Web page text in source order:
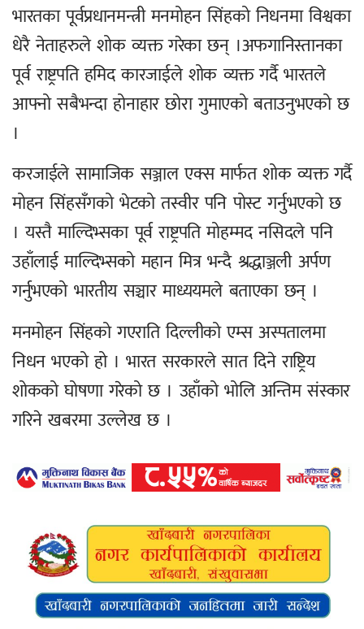
भारतका पूर्वप्रधानमन्त्री मनमोहन सिंहको निधनमा विश्वका
धेरै नेताहरुले शोक व्यक्त गरेका छन् ।अफगानिस्तानका
पूर्व राष्ट्रपति हमिद कारजाईले शोक व्यक्त गर्दै भारतले
आफ्नो सबैभन्दा होनाहार छोरा गुमाएको बताउनुभएको छ
।
करजाईले सामाजिक सञ्जाल एक्स मार्फत शोक व्यक्त गर्दै
मोहन सिंहसँगको भेटको तस्वीर पनि पोस्ट गर्नुभएको छ
। यस्तै माल्दिभ्सका पूर्व राष्ट्रपति मोहम्मद नसिदले पनि
उहाँलाई माल्दिभ्सको महान मित्र भन्दै श्रद्धाञ्जली अर्पण
गर्नुभएको भारतीय सञ्चार माध्ययमले बताएका छन् ।
मनमोहन सिंहको गएराति दिल्लीको एम्स अस्पतालमा
निधन भएको हो । भारत सरकारले सात दिने राष्ट्रिय
शोकको घोषणा गरेको छ । उहाँको भोलि अन्तिम संस्कार
गरिने खबरमा उल्लेख छ ।